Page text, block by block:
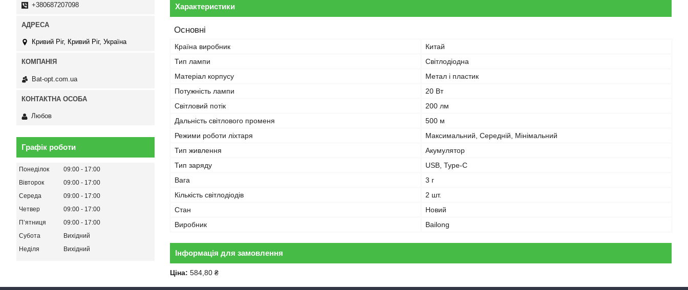
Характеристики
Основні
Країна виробник
Китай
Тип лампи
Світлодіодна
Матеріал корпусу
Метал і пластик
Потужність лампи
20 Вт
Світловий потік
200 лм
Дальність світлового променя
500 м
Режими роботи ліхтаря
Максимальний, Середній, Мінімальний
Тип живлення
Акумулятор
Тип заряду
USB, Type-C
Вага
3 г
Кількість світлодіодів
2 шт.
Стан
Новий
Виробник
Bailong
Інформація для замовлення
Ціна: 584,80 ₴
+380687207098
Кривий Ріг, Кривий Ріг, Україна
Bat-opt.com.ua
Любов
Графік роботи
Понеділок 09:00
17:00
Вівторок
09:00
17:00
Середа
09:00
17:00
Четвер
09:00
17:00
Пʼятниця
09:00
17:00
Субота
Вихідний
Неділя
Вихідний